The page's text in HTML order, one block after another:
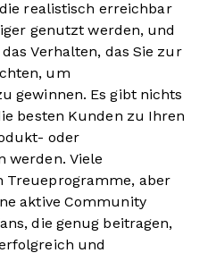
realistisch erreichbar
genutzt werden, und
Verhalten, das Sie zur
um
gewinnen. Es gibt nichts
besten Kunden zu Ihren
oder
werden. Viele
Treueprogramme, aber
aktive Community
die genug beitragen,
und